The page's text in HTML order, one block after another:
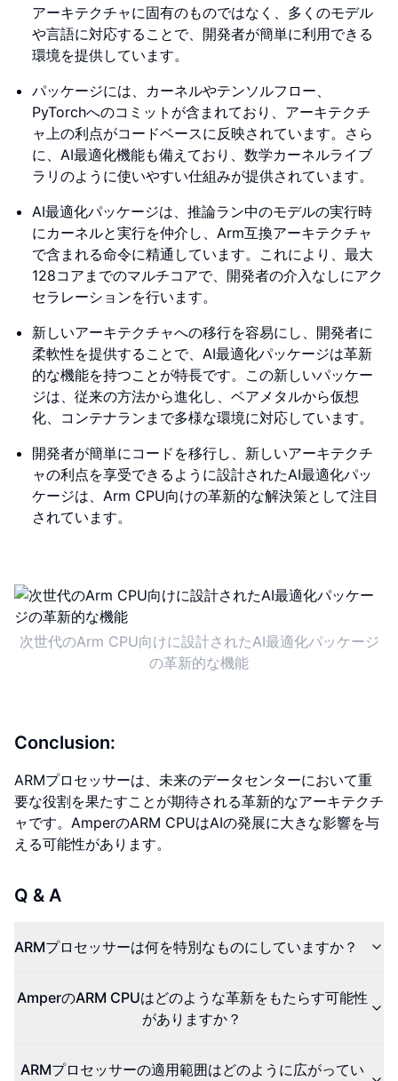
アーキテクチャに固有のものではなく、多くのモデル
や言語に対応することで、開発者が簡単に利用できる
環境を提供しています。
パッケージには、カーネルやテンソルフロー、
PyTorchへのコミットが含まれており、アーキテクチ
ャ上の利点がコードベースに反映されています。さら
に、AI最適化機能も備えており、数学カーネルライブ
ラリのように使いやすい仕組みが提供されています。
AI最適化パッケージは、推論ラン中のモデルの実行時
にカーネルと実行を仲介し、Arm互換アーキテクチャ
で含まれる命令に精通しています。これにより、最大
128コアまでのマルチコアで、開発者の介入なしにアク
セラレーションを行います。
新しいアーキテクチャへの移行を容易にし、開発者に
柔軟性を提供することで、AI最適化パッケージは革新
的な機能を持つことが特長です。この新しいパッケー
ジは、従来の方法から進化し、ベアメタルから仮想
化、コンテナランまで多様な環境に対応しています。
開発者が簡単にコードを移行し、新しいアーキテクチ
ャの利点を享受できるように設計されたAI最適化パッ
ケージは、Arm CPU向けの革新的な解決策として注目
されています。
次世代のArm CPU向けに設計されたAI最適化パッケージ
の革新的な機能
Conclusion:
ARMプロセッサーは、未来のデータセンターにおいて重
要な役割を果たすことが期待される革新的なアーキテクチ
ャです。AmperのARM CPUはAIの発展に大きな影響を与
える可能性があります。
Q & A
ARMプロセッサーは何を特別なものにしていますか？
AmperのARM CPUはどのような革新をもたらす可能性
がありますか？
ARMプロセッサーの適用範囲はどのように広がってい